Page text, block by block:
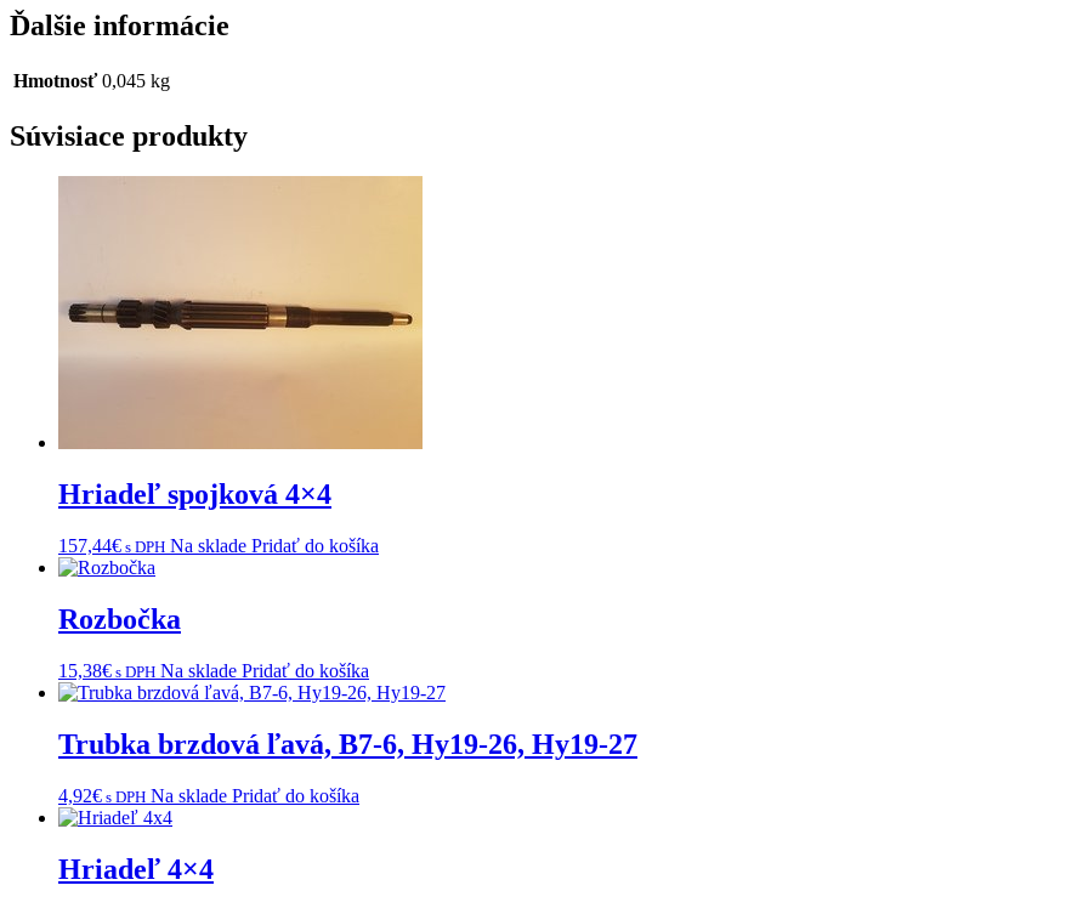
Ďalšie informácie
Hmotnosť 0,045 kg
Súvisiace produkty
Hriadeľ spojková 4×4
157,44€ s DPH Na sklade Pridať do košíka
Rozbočka
15,38€ s DPH Na sklade Pridať do košíka
Trubka brzdová ľavá, B7-6, Hy19-26, Hy19-27
4,92€ s DPH Na sklade Pridať do košíka
Hriadeľ 4×4